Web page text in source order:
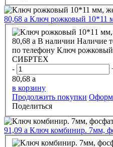
80,68 a Ключ рожковый
80,68 a В наличии Наличие
по телефону Ключ
СИБРТЕХ
-
80,68 a
в корзину
Продолжить покупки
Поделиться
91,09 a Ключ комбинир. 7мм,